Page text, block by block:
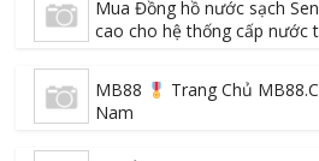
Mua Đồng hồ nước sạch
cao cho hệ thống cấp nước
MB88
Trang Chủ
Nam